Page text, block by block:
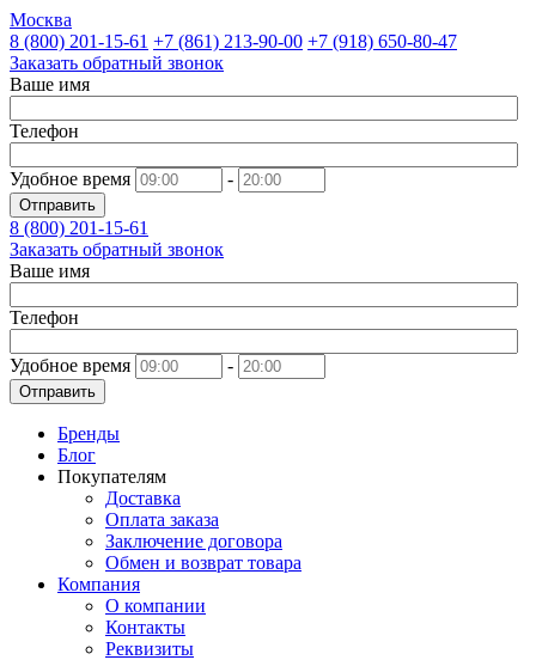
Москва
8 (800) 201-15-61 +7 (861) 213-90-00 +7 (918) 650-80-47
Заказать обратный звонок
Ваше имя
Телефон
Удобное время -
Отправить
8 (800) 201-15-61
Заказать обратный звонок
Ваше имя
Телефон
Удобное время -
Отправить
Бренды
Блог
Покупателям
Доставка
Оплата заказа
Заключение договора
Обмен и возврат товара
Компания
О компании
Контакты
Реквизиты